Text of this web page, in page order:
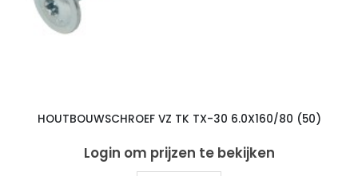
HOUTBOUWSCHROEF VZ TK TX-30 6.0X160/80 (50)
Login om prijzen te bekijken